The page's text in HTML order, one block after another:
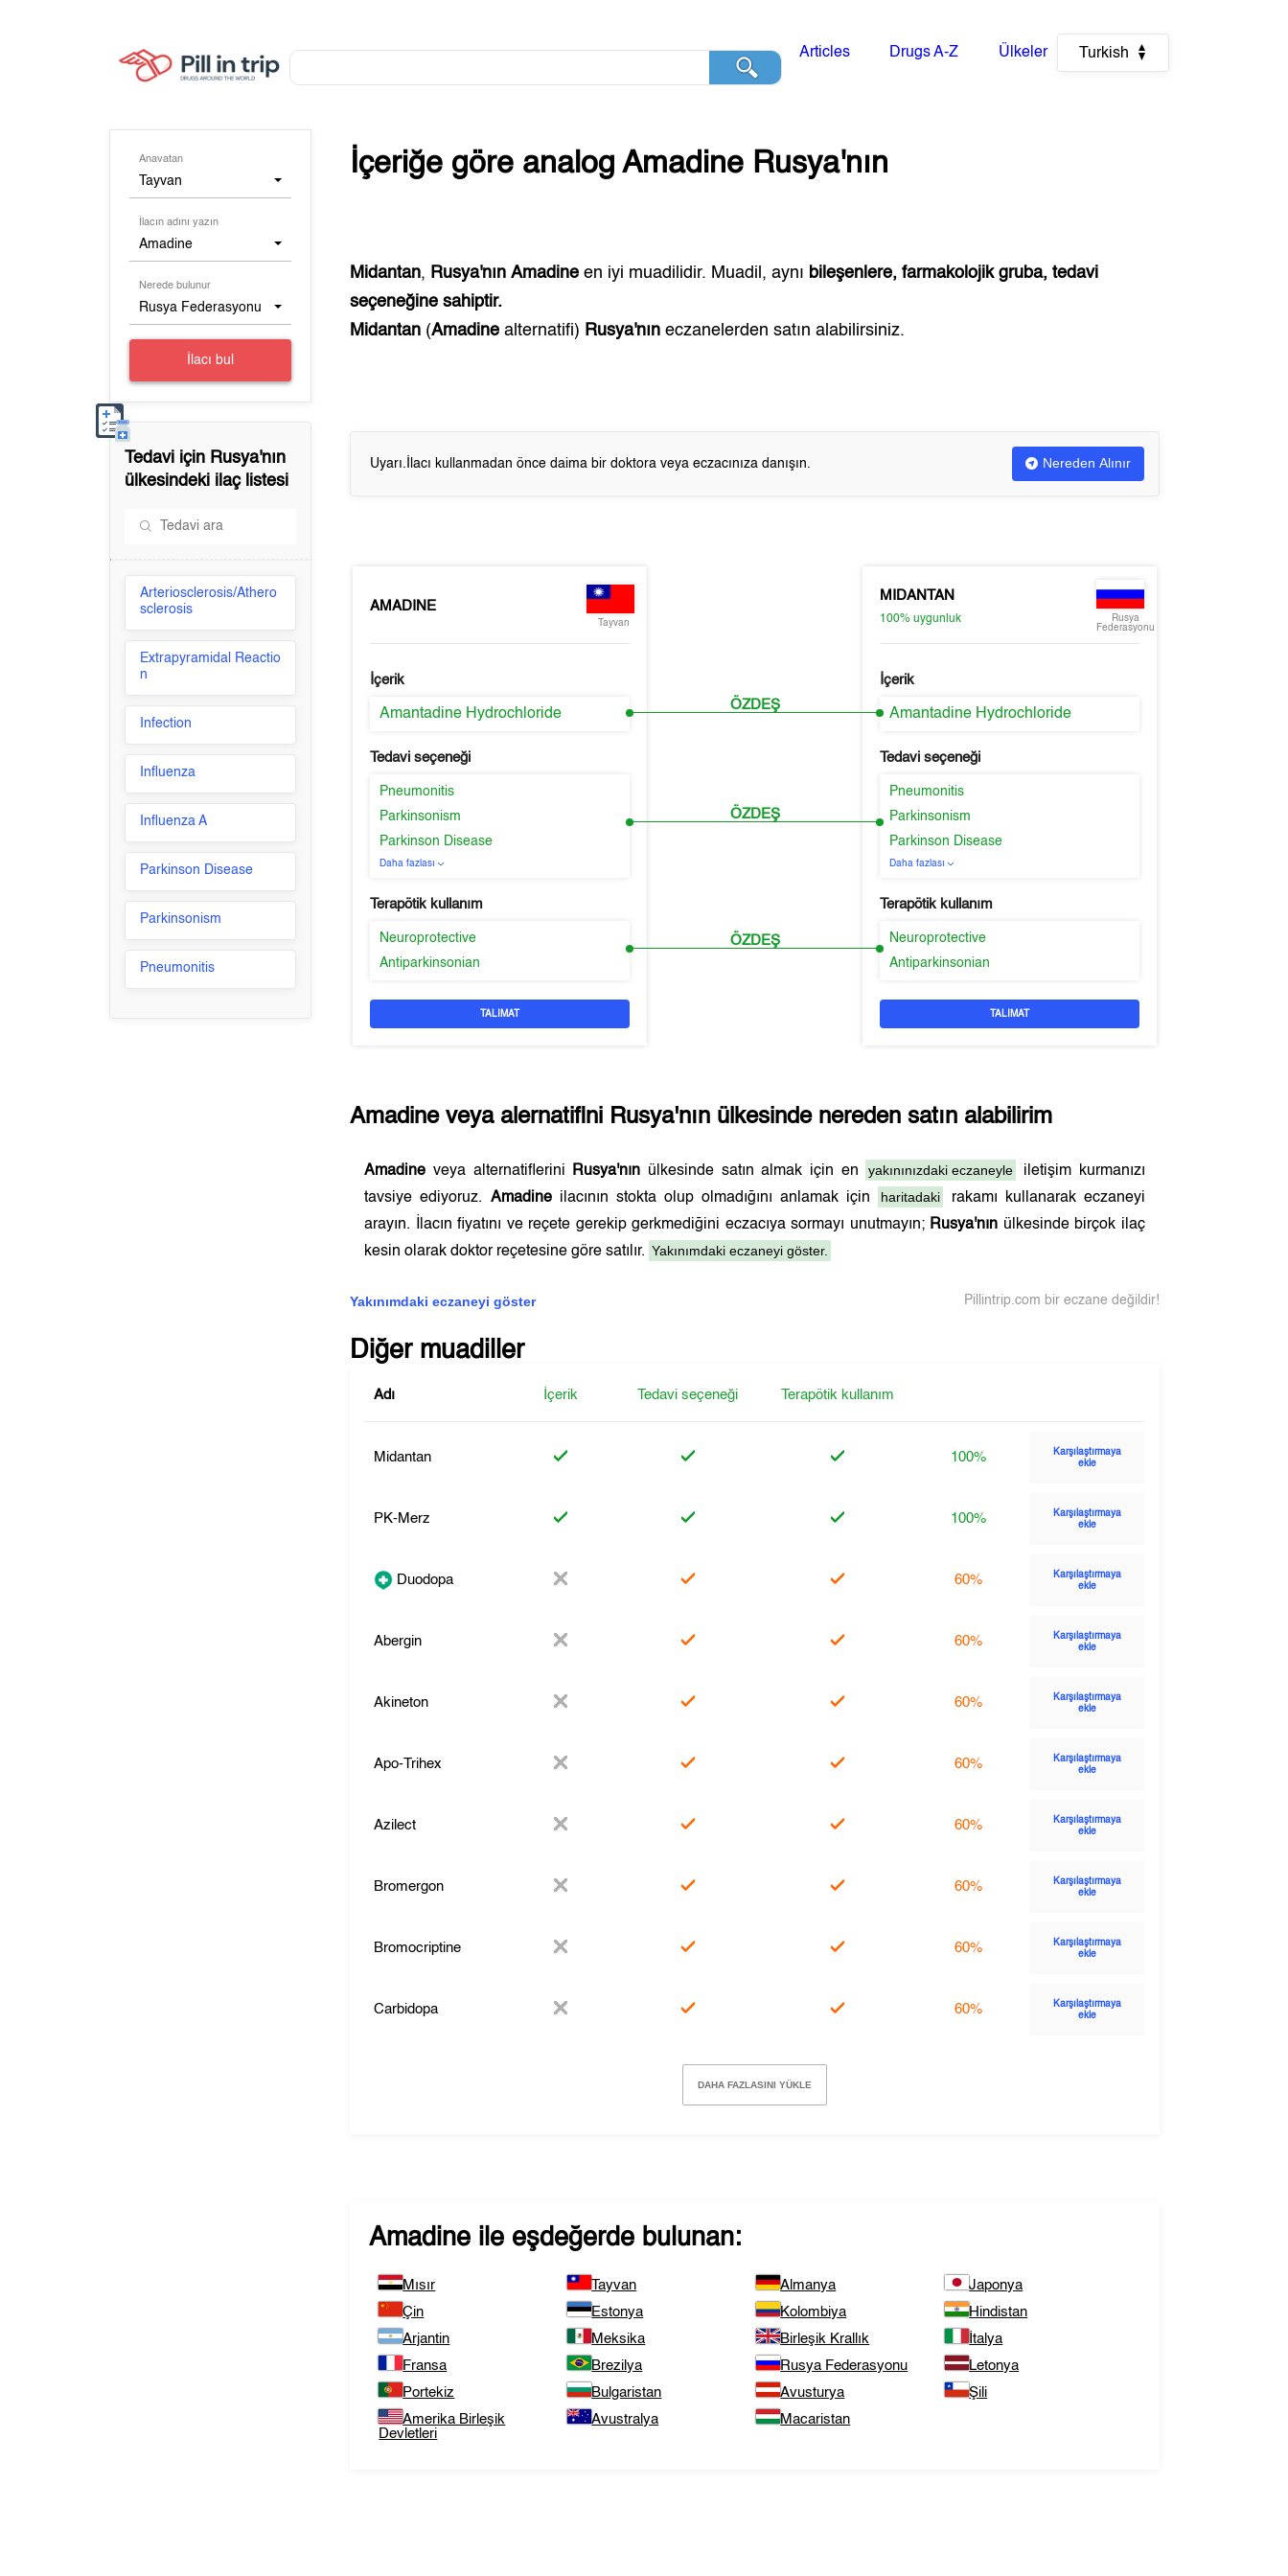
Articles Drugs A-Z Ülkeler Turkish
Anavatan
Tayvan
İlacın adını yazın
Amadine
Nerede bulunur
Rusya Federasyonu
İlacı bul
Tedavi için Rusya'nın
ülkesindeki ilaç listesi
Arteriosclerosis/Athero
sclerosis
Extrapyramidal Reactio
n
Infection
Influenza
Influenza A
Parkinson Disease
Parkinsonism
Pneumonitis
İçeriğe göre analogAmadine Rusya'nın
Midantan, Rusya'nın Amadine en iyi muadilidir. Muadil, aynı bileşenlere, farmakolojik gruba, tedavi
seçeneğine sahiptir.
Midantan (Amadine alternatifi) Rusya'nın eczanelerden satın alabilirsiniz.
Uyarı.İlacı kullanmadan önce daima bir doktora veya eczacınıza danışın. Nereden Alınır
AMADINE
Tayvan
İçerik
Amantadine Hydrochloride
Tedavi seçeneği
Pneumonitis
Parkinsonism
Parkinson Disease
Daha fazlası
Terapötik kullanım
Neuroprotective
Antiparkinsonian
TALIMAT
ÖZDEŞ
ÖZDEŞ
ÖZDEŞ
MIDANTAN
100% uygunluk
Rusya
Federasyonu
İçerik
Amantadine Hydrochloride
Tedavi seçeneği
Pneumonitis
Parkinsonism
Parkinson Disease
Daha fazlası
Terapötik kullanım
Neuroprotective
Antiparkinsonian
TALIMAT
Amadineveya alernatifini Rusya'nın ülkesinde nereden satın alabilirim
Amadine veya alternatiflerini Rusya'nın ülkesinde satın almak için en yakınınızdaki eczaneyle
iletişim kurmanızı
tavsiye ediyoruz. Amadineilacının stokta olup olmadığını anlamak için haritadaki
rakamı kullanarak eczaneyi
arayın. İlacın fiyatını ve reçete gerekip gerkmediğini eczacıya sormayı unutmayın; Rusya'nın ülkesinde birçok ilaç
kesin olarak doktor reçetesine göre satılır. Yakınımdaki eczaneyi göster.
Yakınımdaki eczaneyi göster Pillintrip.com bir eczane değildir!
Diğer muadiller
Adı İçerik Tedavi seçeneği Terapötik kullanım
Midantan 100%
Karşılaştırmaya
ekle
PK-Merz 100%
Karşılaştırmaya
ekle
Duodopa 60%
Karşılaştırmaya
ekle
Abergin 60%
Karşılaştırmaya
ekle
Akineton 60%
Karşılaştırmaya
ekle
Apo-Trihex 60%
Karşılaştırmaya
ekle
Azilect 60%
Karşılaştırmaya
ekle
Bromergon 60%
Karşılaştırmaya
ekle
Bromocriptine 60%
Karşılaştırmaya
ekle
Carbidopa 60%
Karşılaştırmaya
ekle
DAHA FAZLASINI YÜKLE
Amadine ile eşdeğerde bulunan:
Mısır Tayvan Almanya
Japonya
Çin
Estonya Kolombiya
Hindistan
Arjantin
Meksika Birleşik Krallık
İtalya
Fransa
Brezilya Rusya Federasyonu
Letonya
Portekiz
Bulgaristan Avusturya
Şili
Amerika Birleşik
Devletleri
Avustralya Macaristan